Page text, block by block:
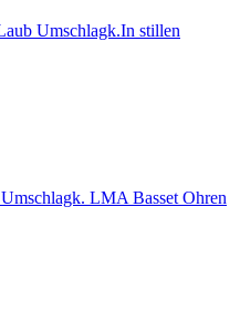
Umschlagk.In stillen
Umschlagk. LMA Basset Ohren